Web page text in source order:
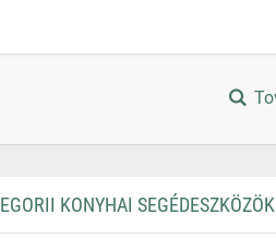
KONYHAI SEGÉDESZKÖZÖK